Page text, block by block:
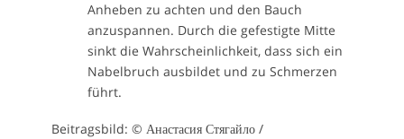
Anheben zu achten und den Bauch
anzuspannen. Durch die gefestigte Mitte
sinkt die Wahrscheinlichkeit, dass sich ein
Nabelbruch ausbildet und zu Schmerzen
führt.
Beitragsbild: © Анастасия Стягайло /